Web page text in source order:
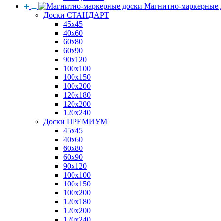
Магнитно-маркерные
Доски СТАНДАРТ
45x45
40x60
60x80
60x90
90x120
100x100
100x150
100x200
120x180
120x200
120x240
Доски ПРЕМИУМ
45x45
40x60
60x80
60x90
90x120
100x100
100x150
100x200
120x180
120x200
120x240